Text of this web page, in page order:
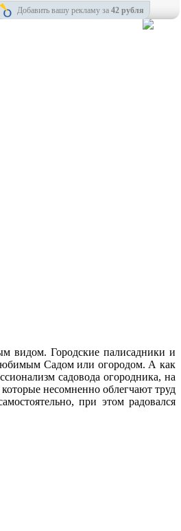
Добавить вашу рекламу за 42 рубля
видом. Городские палисадники и
Cадом или огородом. А как
садовода огородника, на
несомненно облегчают труд
при этом радовался